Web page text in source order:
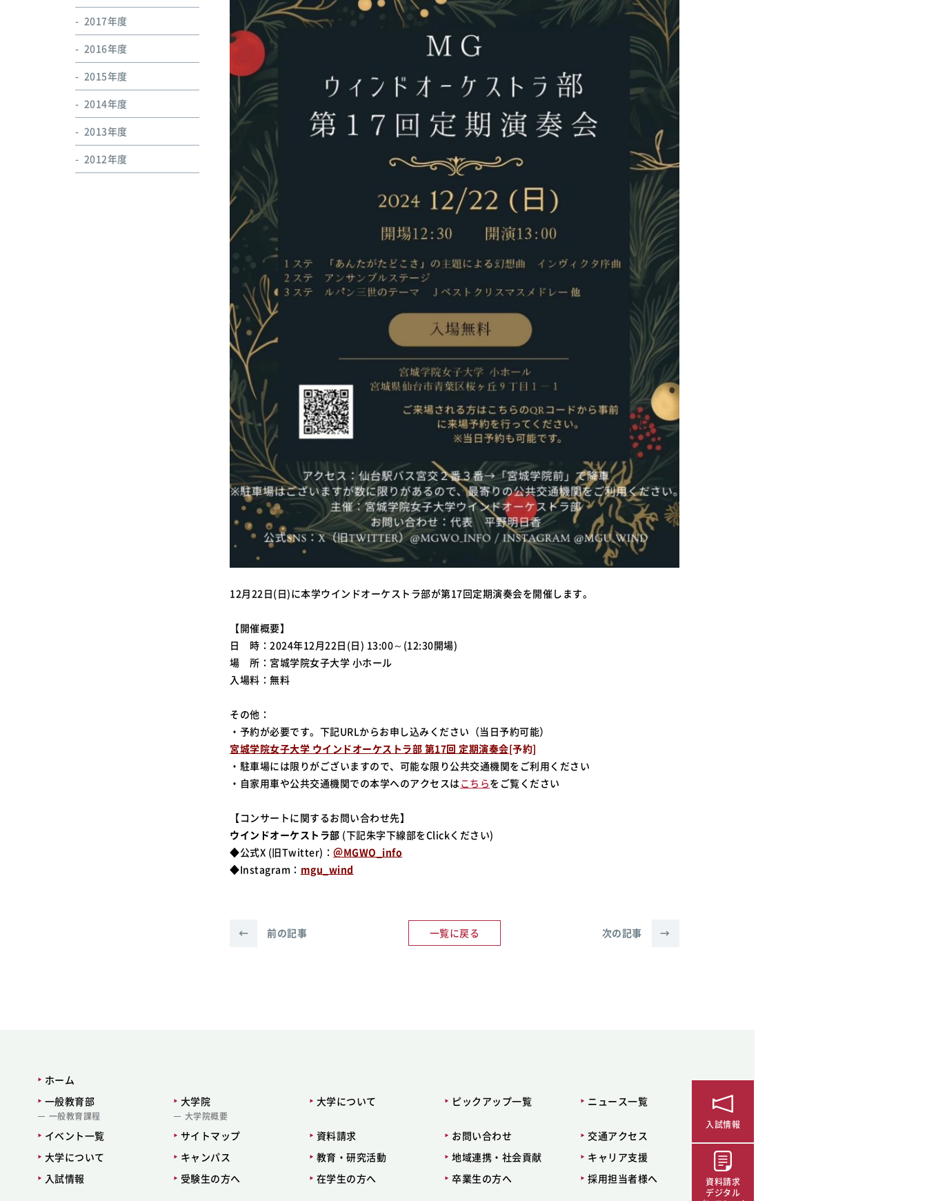
12月22日(日)に本学ウインドオーケストラ部が第17回定期演奏会を開催します。
【開催概要】
日 時：2024年12月22日(日) 13:00～(12:30開場)
場 所：宮城学院女子大学 小ホール
入場料：無料
その他：
・予約が必要です。下記URLからお申し込みください（当日予約可能）
宮城学院女子大学 ウインドオーケストラ部 第17回 定期演奏会[予約]
・駐車場には限りがございますので、可能な限り公共交通機関をご利用ください
・自家用車や公共交通機関での本学へのアクセスは こちらをご覧ください
【コンサートに関するお問い合わせ先】
ウインドオーケストラ部 (下記朱字下線部をClickください)
◆公式X (旧Twitter)：＠MGWO_info
◆Instagram： mgu_wind
← 前の記事 一覧に戻る 次の記事 →
2017年度
2016年度
2015年度
2014年度
2013年度
2012年度
ホーム
一般教育部
一般教育課程
大学院
大学院概要
大学について ピックアップ一覧 ニュース一覧
イベント一覧 サイトマップ 資料請求 お問い合わせ
交通アクセス
大学について
キャンパス 教育・研究活動 地域連携・社会貢献
キャリア支援
入試情報
受験生の方へ 在学生の方へ 卒業生の方へ 採用担当者様へ
入試情報
資料請求
デジタル